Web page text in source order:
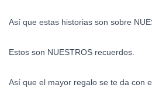
Así que estas historias son sobre
Estos son NUESTROS recuerdos.
Así que el mayor regalo se te da con